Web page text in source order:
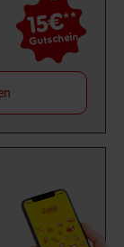
15€**
Gutschein